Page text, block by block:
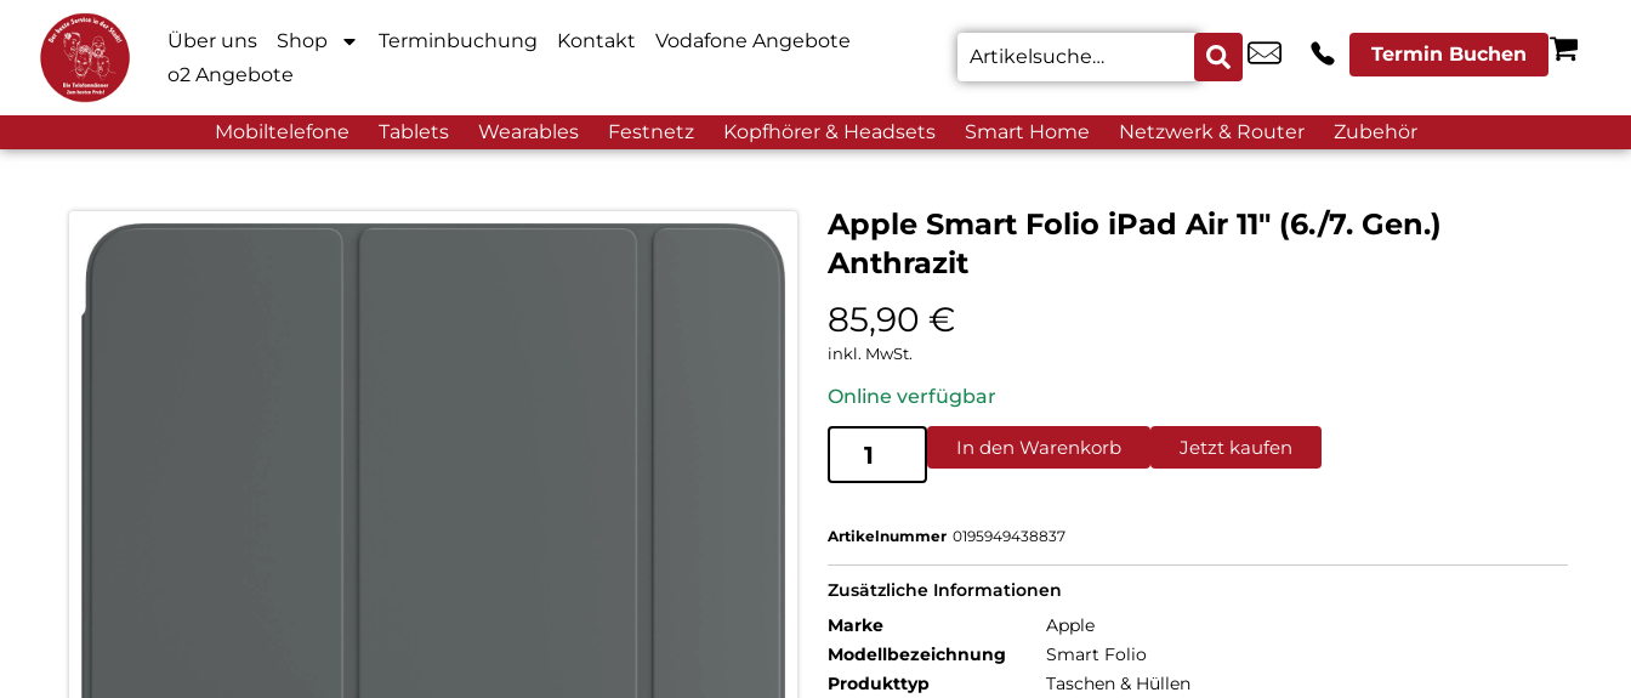
Über uns Shop Terminbuchung Kontakt
Vodafone Angebote
o2 Angebote
Termin Buchen
Mobiltelefone Tablets Wearables Festnetz Kopfhörer & Headsets Smart Home Netzwerk & Router Zubehör
Apple Smart Folio iPad Air 11″ (6./7. Gen.)
Anthrazit
85,90 €
inkl. MwSt.
Online verfügbar
In den Warenkorb Jetzt kaufen
Artikelnummer 0195949438837
Zusätzliche Informationen
Marke
Apple
Modellbezeichnung
Smart Folio
Produkttyp
Taschen & Hüllen